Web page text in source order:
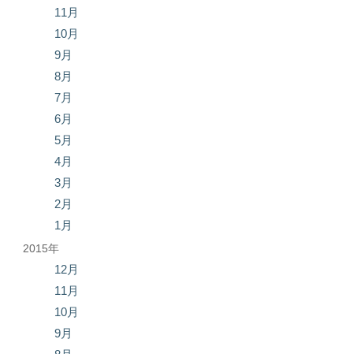
11月
10月
9月
8月
7月
6月
5月
4月
3月
2月
1月
2015年
12月
11月
10月
9月